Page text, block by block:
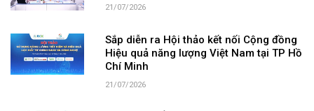
21/07/2026
Sắp diễn ra Hội thảo kết nối Cộng đồng
Hiệu quả năng lượng Việt Nam tại TP Hồ
Chí Minh
21/07/2026